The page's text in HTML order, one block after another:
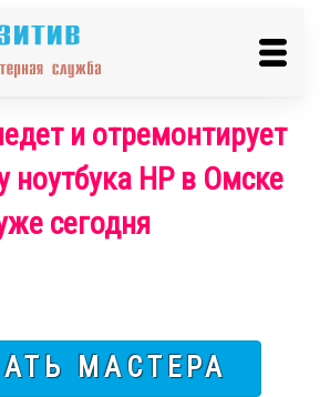
и отремонтирует
ноутбука HP в Омске
сегодня
МАСТЕРА